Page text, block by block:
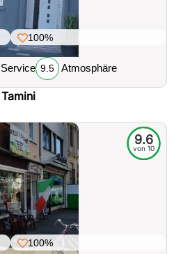
100%
Service 9.5 Atmosphäre
Tamini
9.6
von 10
100%